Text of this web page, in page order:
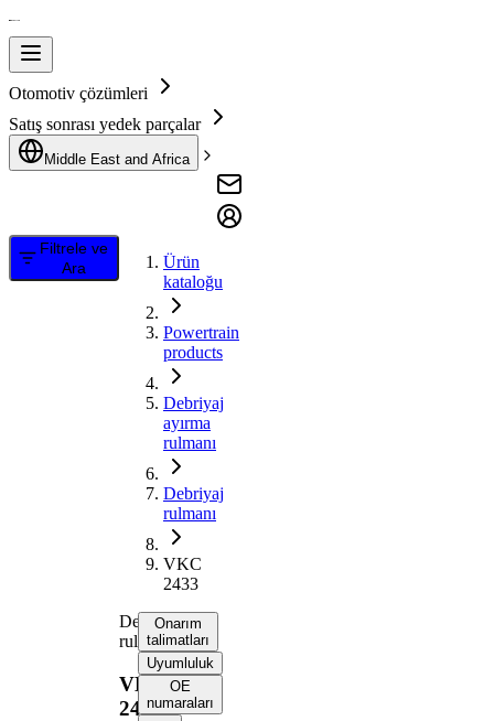
Otomotiv çözümleri
Satış sonrası yedek parçalar
Middle East and Africa
Filtrele ve
Ara
Ürün
kataloğu
Powertrain
products
Debriyaj
ayırma
rulmanı
Debriyaj
rulmanı
VKC
2433
Debriyaj
rulmanı
VKC
2433
Onarım
talimatları
Uyumluluk
OE
numaraları